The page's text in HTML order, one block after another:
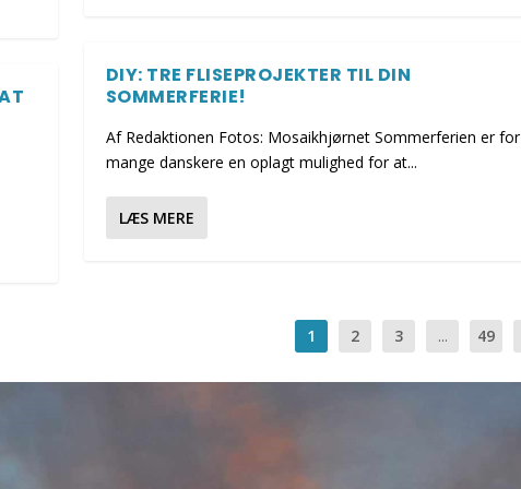
DIY: TRE FLISEPROJEKTER TIL DIN
SOMMERFERIE!
Af Redaktionen Fotos: Mosaikhjørnet Sommerferien er for
mange danskere en oplagt mulighed for at...
LÆS MERE
1 2 3 ... 49